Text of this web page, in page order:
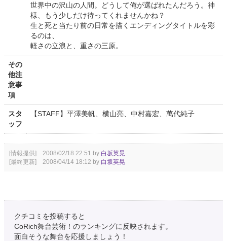
世界中の沢山の人間。どうして俺が選ばれたんだろう。神
様、もう少しだけ待ってくれませんかね？
生と死と当たり前の日常を描くエンディングタイトルを彩
るのは、
軽さの立浪と、重さの三原。
その
他注
意事
項
スタ
ッフ
【STAFF】平澤美帆、横山亮、中村嘉宏、萬代純子
[情報提供] 2008/02/18 22:51 by 白坂英晃
[最終更新] 2008/04/14 18:12 by 白坂英晃
クチコミを投稿すると
CoRich舞台芸術！のランキングに反映されます。
面白そうな舞台を応援しましょう！